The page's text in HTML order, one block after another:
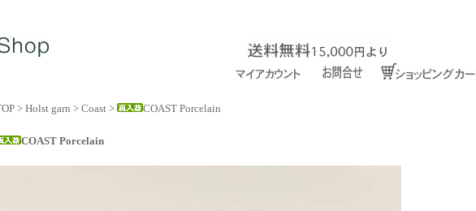
> Holst garn > Coast > COAST Porcelain
COAST Porcelain